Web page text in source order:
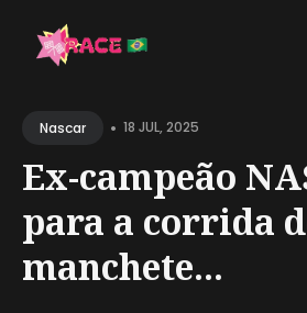
forNascar • 18 JUL, 2025
Ex-campeão
para a corrida
manchete...